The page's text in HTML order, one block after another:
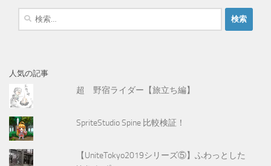
人気の記事
超 野宿ライダー【旅立ち編】
SpriteStudio Spine 比較検証！
【UniteTokyo2019シリーズ⑤】ふわっとした